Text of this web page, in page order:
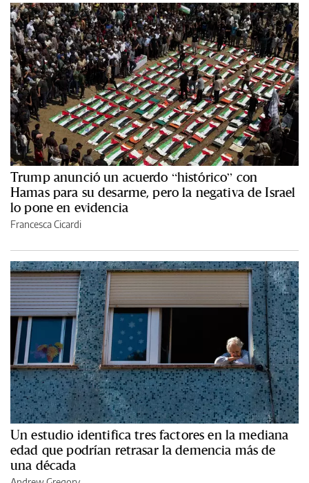
Trump anunció un acuerdo “histórico” con
Hamas para su desarme, pero la negativa de Israel
lo pone en evidencia
Francesca Cicardi
Un estudio identifica tres factores en la mediana
edad que podrían retrasar la demencia más de
una década